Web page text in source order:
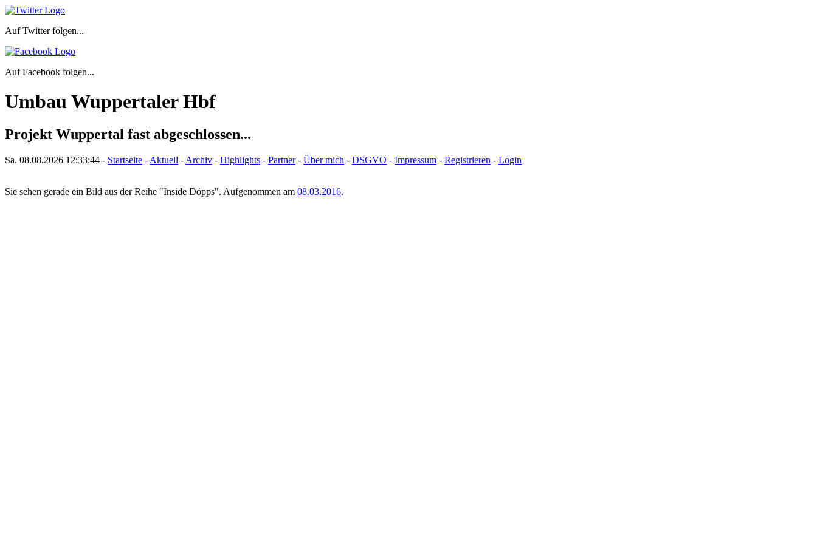
Auf Twitter folgen...
Auf Facebook folgen...
Umbau Wuppertaler Hbf
Projekt Wuppertal fast abgeschlossen...
Sa. 08.08.2026 12:33:44 - Startseite - Aktuell - Archiv - Highlights - Partner- Über mich - DSGVO - Impressum - Registrieren - Login
Sie sehen gerade ein Bild aus der Reihe "Inside Döpps". Aufgenommen am 08.03.2016.